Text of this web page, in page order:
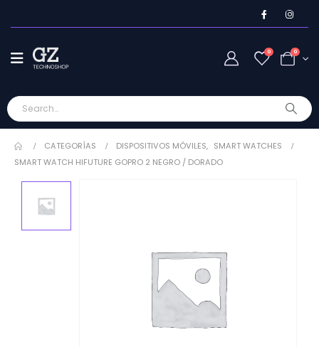
0 0
CATEGORÍAS DISPOSITIVOS MÓVILES, SMART WATCHES
SMART WATCH HIFUTURE GOPRO 2 NEGRO / DORADO